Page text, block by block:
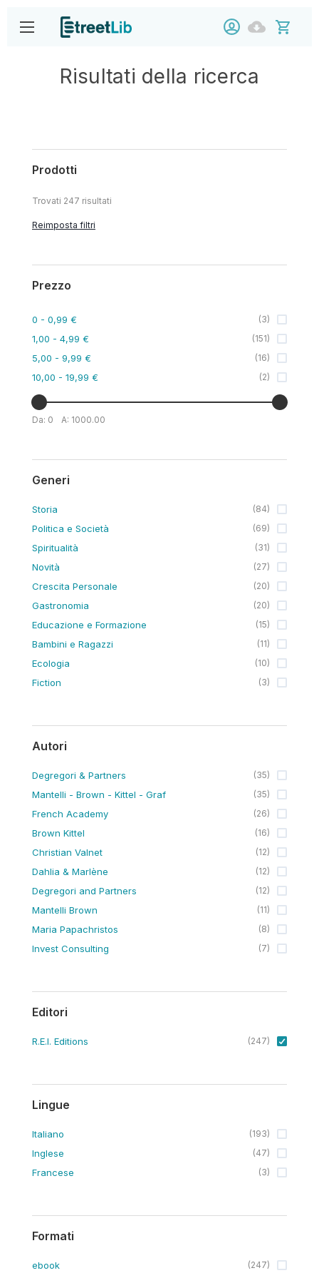
Risultati della ricerca
Prodotti
Trovati 247 risultati
Reimposta filtri
Prezzo
0 - 0,99 € (3)
1,00 - 4,99 € (151)
5,00 - 9,99 € (16)
10,00 - 19,99 € (2)
Da: 0 A: 1000.00
Generi
Storia (84)
Politica e Società (69)
Spiritualità (31)
Novità (27)
Crescita Personale (20)
Gastronomia (20)
Educazione e Formazione (15)
Bambini e Ragazzi (11)
Ecologia (10)
Fiction (3)
Autori
Degregori & Partners (35)
Mantelli - Brown - Kittel - Graf (35)
French Academy (26)
Brown Kittel (16)
Christian Valnet (12)
Dahlia & Marlène (12)
Degregori and Partners (12)
Mantelli Brown (11)
Maria Papachristos (8)
Invest Consulting (7)
Editori
R.E.I. Editions (247)
Lingue
Italiano (193)
Inglese (47)
Francese (3)
Formati
ebook (247)